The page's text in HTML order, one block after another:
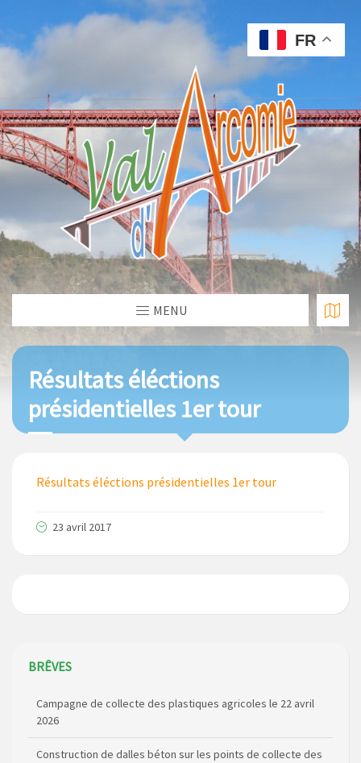
MENU
Résultats éléctions
présidentielles 1er tour
Résultats éléctions présidentielles 1er tour
23 avril 2017
BRÊVES
Campagne de collecte des plastiques agricoles le 22 avril
2026
Construction de dalles béton sur les points de collecte des
FR